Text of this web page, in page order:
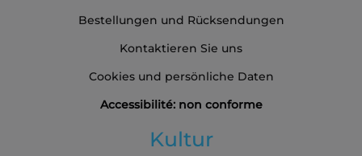
Bestellungen und Rücksendungen
Kontaktieren Sie uns
Cookies und persönliche Daten
Accessibilité: non conforme
Kultur